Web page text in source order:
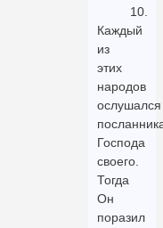
10.
Каждый
из
этих
народов
ослушался
Господа
своего.
Тогда
Он
поразил